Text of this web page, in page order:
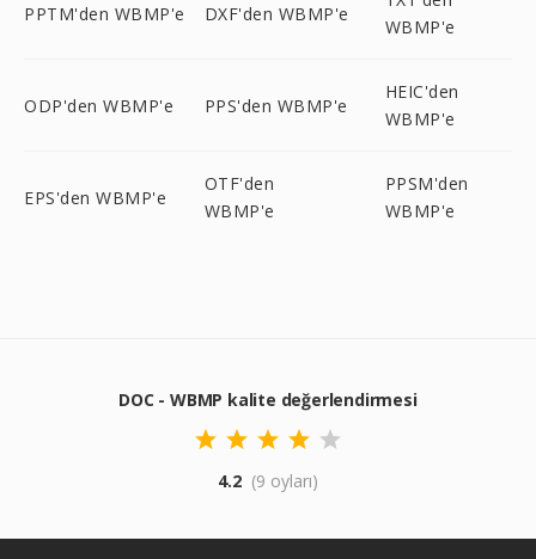
PPTM'den WBMP'e DXF'den WBMP'e
WBMP'e
ODP'den WBMP'e PPS'den WBMP'e
HEIC'den
WBMP'e
EPS'den WBMP'e
OTF'den
WBMP'e
PPSM'den
WBMP'e
DOC - WBMP kalite değerlendirmesi
4.2 (9 oyları)